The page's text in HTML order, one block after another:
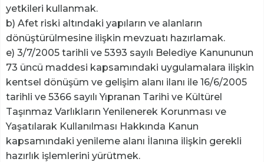
yetkileri kullanmak.
b) Afet riski altındaki yapıların ve alanların
dönüştürülmesine ilişkin mevzuatı hazırlamak.
e) 3/7/2005 tarihli ve 5393 sayılı Belediye Kanununun
73 üncü maddesi kapsamındaki uygulamalara ilişkin
kentsel dönüşüm ve gelişim alanı ilanı ile 16/6/2005
tarihli ve 5366 sayılı Yıpranan Tarihi ve Kültürel
Taşınmaz Varlıkların Yenilenerek Korunması ve
Yaşatılarak Kullanılması Hakkında Kanun
kapsamındaki yenileme alanı İlanına ilişkin gerekli
hazırlık işlemlerini yürütmek.